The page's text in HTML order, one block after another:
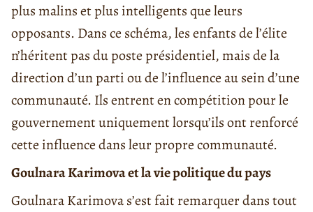
plus malins et plus intelligents que leurs
opposants. Dans ce schéma, les enfants de l’élite
n’héritent pas du poste présidentiel, mais de la
direction d’un parti ou de l’influence au sein d’une
communauté. Ils entrent en compétition pour le
gouvernement uniquement lorsqu’ils ont renforcé
cette influence dans leur propre communauté.
Goulnara Karimova et la vie politique du pays
Goulnara Karimova s’est fait remarquer dans tout